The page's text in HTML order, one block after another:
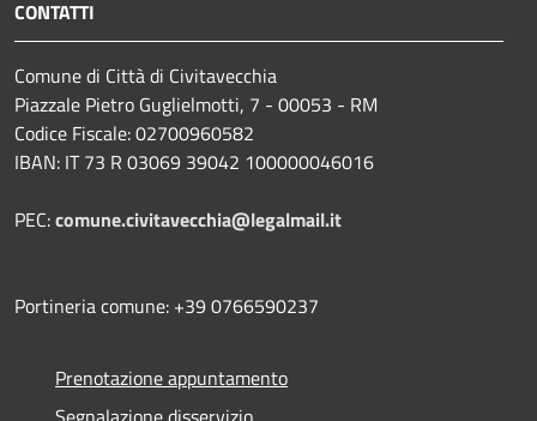
CONTATTI
Comune di Città di Civitavecchia
Piazzale Pietro Guglielmotti, 7 - 00053 - RM
Codice Fiscale: 02700960582
IBAN: IT 73 R 03069 39042 100000046016
PEC:comune.civitavecchia@legalmail.it
Portineria comune: +39 0766590237
Prenotazione appuntamento